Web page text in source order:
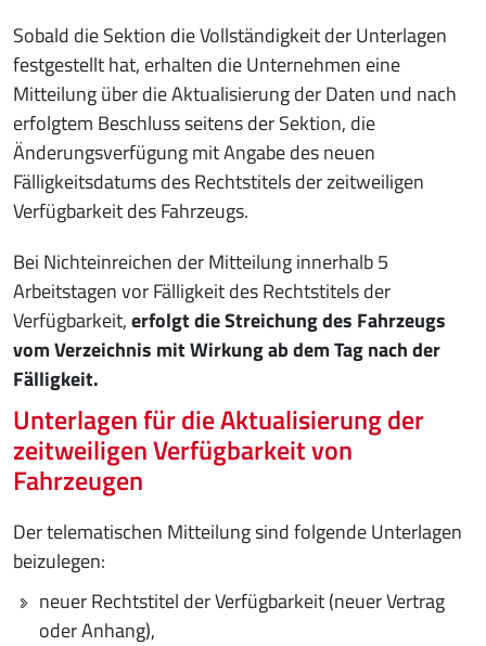
Sobald die Sektion die Vollständigkeit der Unterlagen
festgestellt hat, erhalten die Unternehmen eine
Mitteilung über die Aktualisierung der Daten und nach
erfolgtem Beschluss seitens der Sektion, die
Änderungsverfügung mit Angabe des neuen
Fälligkeitsdatums des Rechtstitels der zeitweiligen
Verfügbarkeit des Fahrzeugs.
Bei Nichteinreichen der Mitteilung innerhalb 5
Arbeitstagen vor Fälligkeit des Rechtstitels der
Verfügbarkeit,erfolgt die Streichung des Fahrzeugs
vom Verzeichnis mit Wirkung ab dem Tag nach der
Fälligkeit.
Unterlagen für die Aktualisierung der
zeitweiligen Verfügbarkeit von
Fahrzeugen
Der telematischen Mitteilung sind folgende Unterlagen
beizulegen:
neuer Rechtstitel der Verfügbarkeit (neuer Vertrag
oder Anhang),